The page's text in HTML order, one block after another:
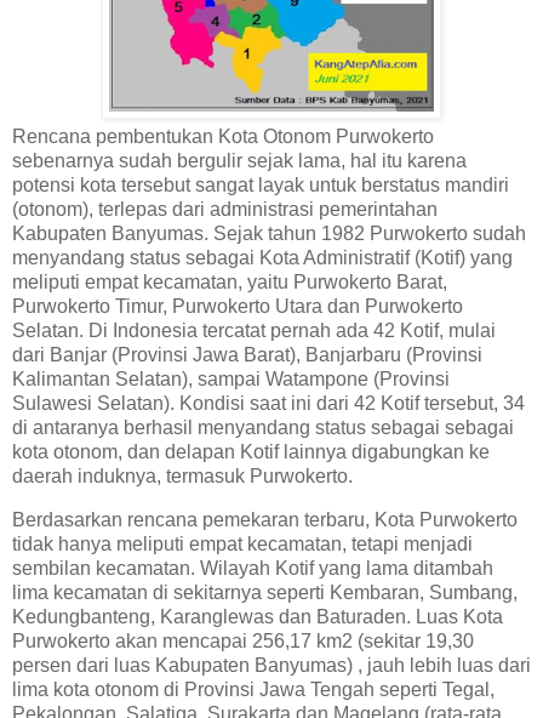
Rencana pembentukan Kota Otonom Purwokerto
sebenarnya sudah bergulir sejak lama, hal itu karena
potensi kota tersebut sangat layak untuk berstatus mandiri
(otonom), terlepas dari administrasi pemerintahan
Kabupaten Banyumas. Sejak tahun 1982 Purwokerto sudah
menyandang status sebagai Kota Administratif (Kotif) yang
meliputi empat kecamatan, yaitu Purwokerto Barat,
Purwokerto Timur, Purwokerto Utara dan Purwokerto
Selatan. Di Indonesia tercatat pernah ada 42 Kotif, mulai
dari Banjar (Provinsi Jawa Barat), Banjarbaru (Provinsi
Kalimantan Selatan), sampai Watampone (Provinsi
Sulawesi Selatan). Kondisi saat ini dari 42 Kotif tersebut, 34
di antaranya berhasil menyandang status sebagai sebagai
kota otonom, dan delapan Kotif lainnya digabungkan ke
daerah induknya, termasuk Purwokerto.
Berdasarkan rencana pemekaran terbaru, Kota Purwokerto
tidak hanya meliputi empat kecamatan, tetapi menjadi
sembilan kecamatan. Wilayah Kotif yang lama ditambah
lima kecamatan di sekitarnya seperti Kembaran, Sumbang,
Kedungbanteng, Karanglewas dan Baturaden. Luas Kota
Purwokerto akan mencapai 256,17 km2 (sekitar 19,30
persen dari luas Kabupaten Banyumas) , jauh lebih luas dari
lima kota otonom di Provinsi Jawa Tengah seperti Tegal,
Pekalongan, Salatiga, Surakarta dan Magelang (rata-rata